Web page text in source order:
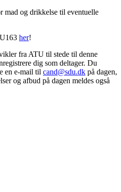
mad og drikkelse til eventuelle
her!
fra ATU til stede til denne
dig som deltager. Du
en e-mail til cand@sdu.dk på dagen,
og afbud på dagen meldes også